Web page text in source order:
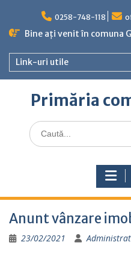
content
0258-748-118
Bine ați venit în comuna
Link-uri utile
Primăria
Caută
for:
Anunt vânzare
23/02/2021